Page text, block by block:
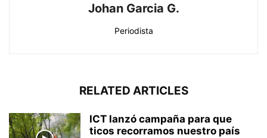
Johan Garcia G.
Periodista
RELATED ARTICLES
ICT lanzó campaña para que
ticos recorramos nuestro país